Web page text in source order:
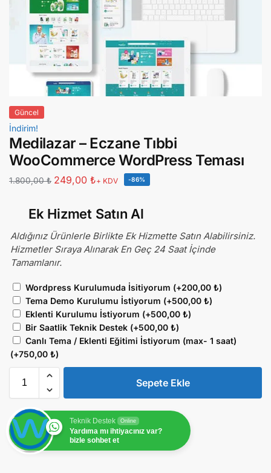
Güncel
İndirim!
Medilazar – Eczane Tıbbi
WooCommerce WordPress Teması
1.800,00₺ 249,00 ₺+ KDV -86%
Ek Hizmet Satın Al
Aldığınız Ürünlerle Birlikte Ek Hizmette Satın Alabilirsiniz.
Hizmetler Sıraya Alınarak En Geç 24 Saat İçinde
Tamamlanır.
Wordpress Kurulumuda İsitiyorum (+200,00 ₺)
Tema Demo Kurulumu İstiyorum (+500,00 ₺)
Eklenti Kurulumu İstiyorum (+500,00 ₺)
Bir Saatlik Teknik Destek (+500,00 ₺)
Canlı Tema / Eklenti Eğitimi İstiyorum (max- 1 saat)
(+750,00 ₺)
Sepete Ekle
Teknik Destek Online
Yardıma mı ihtiyacınız var?
bizle sohbet et